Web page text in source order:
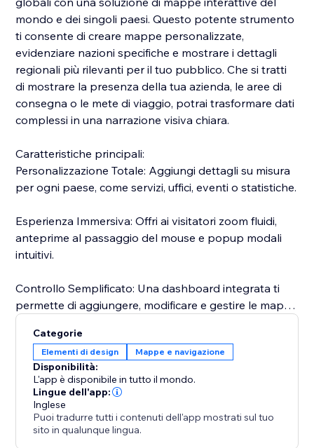
mondo e dei singoli paesi. Questo potente strumento
ti consente di creare mappe personalizzate,
evidenziare nazioni specifiche e mostrare i dettagli
regionali più rilevanti per il tuo pubblico. Che si tratti
di mostrare la presenza della tua azienda, le aree di
consegna o le mete di viaggio, potrai trasformare dati
complessi in una narrazione visiva chiara.
Caratteristiche principali:
Personalizzazione Totale: Aggiungi dettagli su misura
per ogni paese, come servizi, uffici, eventi o statistiche.
Esperienza Immersiva: Offri ai visitatori zoom fluidi,
anteprime al passaggio del mouse e popup modali
intuitivi.
Controllo Semplificato: Una dashboard integrata ti
permette di aggiungere, modificare e gestire le mappe
Perché sceglierlo?
A differenza delle immagini statiche, queste funzioni
interattive invitano all'esplorazione, aumentando il
tempo di permanenza sul sito. È lo strumento ideale
per aziende, ONG, educatori e creativi che cercano
flessibilità e impatto visivo.
Categorie
Elementi di design Mappe e navigazione
Disponibilità:
L'app è disponibile in tutto il mondo.
Lingue dell'app:
Inglese
Puoi tradurre tutti i contenuti dell'app mostrati sul tuo
sito in qualunque lingua.